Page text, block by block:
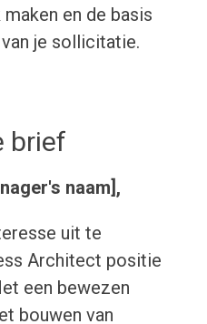
en de basis
je sollicitatie.
brief
naam],
uit te
Architect positie
een bewezen
bouwen van